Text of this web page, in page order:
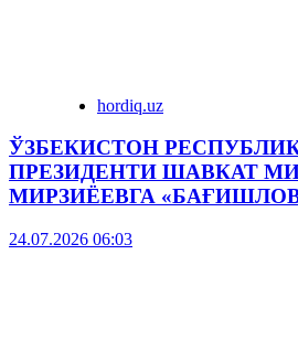
hordiq.uz
ЎЗБЕКИСТОН
ПРЕЗИДЕНТИ ШАВКАТ
МИРЗИЁЕВГА
24.07.2026 06:03